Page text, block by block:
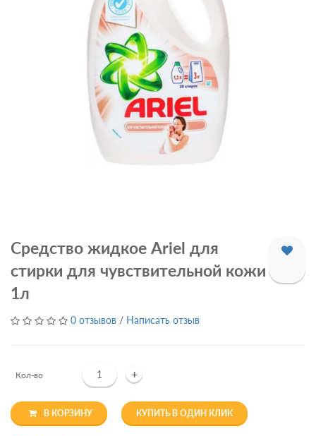
Средство жидкое Ariel для
стирки для чувствительной кожи
1л
0 отзывов / Написать отзыв
Кол-во +
В КОРЗИНУ КУПИТЬ В ОДИН КЛИК